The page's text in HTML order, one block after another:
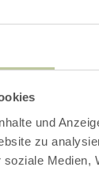
und
zu
Medien,